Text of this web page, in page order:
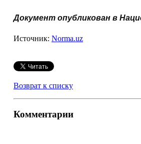
Документ опубликован в
Источник: Norma.uz
Возврат к списку
Комментарии